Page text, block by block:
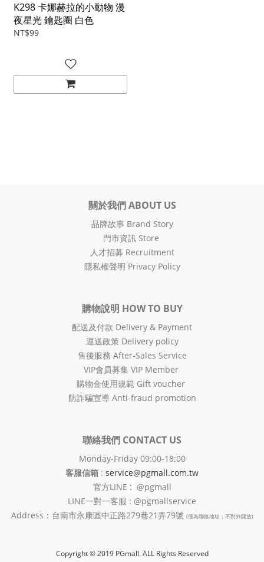
K298 卡娜赫拉的小動物 漫
夜星光 鑰匙圈 白色
NT$99
關於我們 ABOUT US
品牌故事 Brand Story
門市資訊 Store
人才招募 Recruitment
隱私權聲明 Privacy Policy
購物說明 HOW TO BUY
配送及付款 Delivery & Payment
運送政策 Delivery policy
售後服務 After-Sales Service
VIP會員募集 VIP Member
購物金使用規範 Gift voucher
防詐騙宣導 Anti-fraud promotion
聯絡我們 CONTACT US
Monday-Friday 09:00-18:00
客服信箱 : service@pgmall.com.tw
官方LINE : @pgmall
LINE一對一客服 : @pgmallservice
Address：台南市永康區中正路279巷21弄79號 (僅為聯絡地址，不對外開放)
Copyright © 2019 PGmall. ALL Rights Reserved